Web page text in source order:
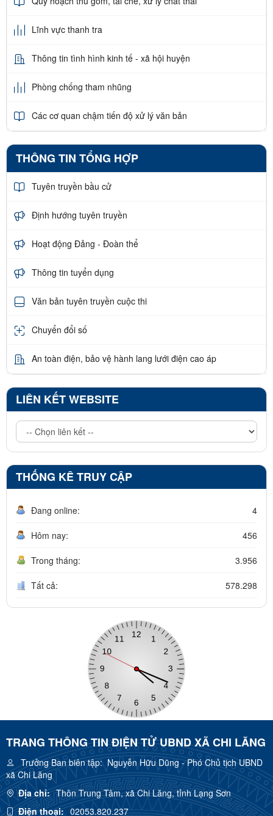
Lĩnh vực thanh tra
Thông tin tình hình kinh tế - xã hội huyện
Phòng chống tham nhũng
Các cơ quan chậm tiến độ xử lý văn bản
THÔNG TIN TỔNG HỢP
Tuyên truyền bầu cử
Định hướng tuyên truyền
Hoạt động Đảng - Đoàn thể
Thông tin tuyển dụng
Văn bản tuyên truyền cuộc thi
Chuyển đổi số
An toàn điện, bảo vệ hành lang lưới điện cao áp
LIÊN KẾT WEBSITE
THỐNG KÊ TRUY CẬP
Đang online: 4
Hôm nay: 456
Trong tháng: 3.956
Tất cả: 578.298
TRANG THÔNG TIN ĐIỆN TỬ UBND XÃ CHI LĂNG
Trưởng Ban biên tập:Nguyễn Hữu Dũng - Phó Chủ tịch UBND
xã Chi Lăng
Địa chỉ: Thôn Trung Tâm, xã Chi Lăng, tỉnh Lạng Sơn
Điện thoại: 02053.820.237